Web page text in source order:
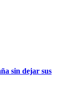
sin dejar sus